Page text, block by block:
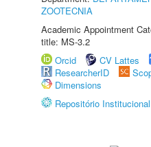
ZOOTECNIA
Academic Appointment
title: MS-3.2
Orcid
CV Lattes
ResearcherID
Dimensions
Repositório